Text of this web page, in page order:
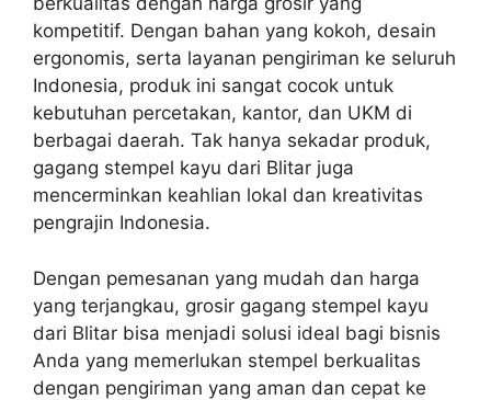
kompetitif. Dengan bahan yang kokoh, desain
ergonomis, serta layanan pengiriman ke seluruh
Indonesia, produk ini sangat cocok untuk
kebutuhan percetakan, kantor, dan UKM di
berbagai daerah. Tak hanya sekadar produk,
gagang stempel kayu dari Blitar juga
mencerminkan keahlian lokal dan kreativitas
pengrajin Indonesia.
Dengan pemesanan yang mudah dan harga
yang terjangkau, grosir gagang stempel kayu
dari Blitar bisa menjadi solusi ideal bagi bisnis
Anda yang memerlukan stempel berkualitas
dengan pengiriman yang aman dan cepat ke